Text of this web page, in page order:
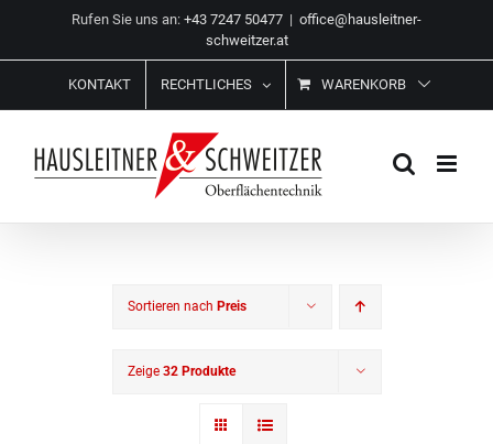
springen
Rufen Sie uns an: +43 7247 50477 | office@hausleitner-
schweitzer.at
KONTAKT RECHTLICHES WARENKORB
Sortieren nach Preis
Zeige 32 Produkte